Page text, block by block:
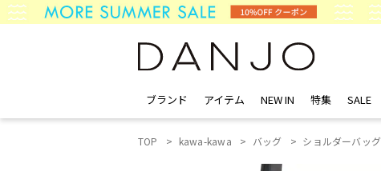
ブランド アイテム NEW IN 特集 SALE
TOP kawa-kawa バッグ ショルダーバッグ